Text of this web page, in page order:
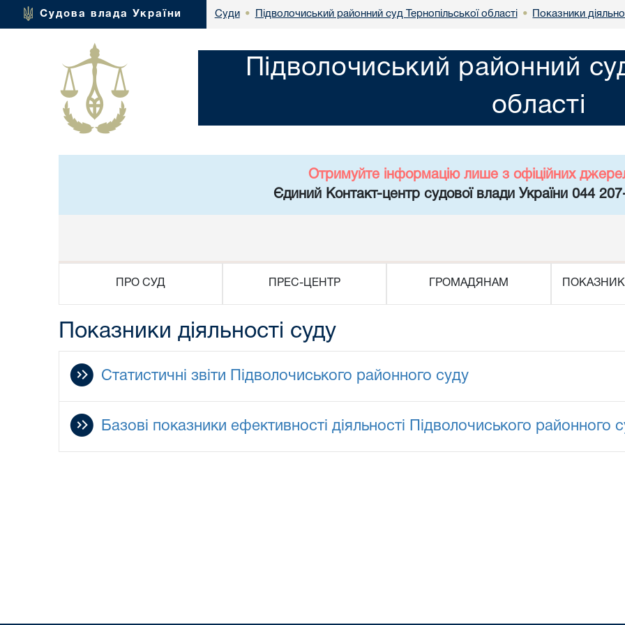
Судова влада України Суди • Підволочиський районний суд Тернопільської області • Показники
Підволочиський районний
області
Отримуйте інформацію лише з офіційних
Єдиний Контакт-центр судової влади України 044
ПРО СУД ПРЕС-ЦЕНТР ГРОМАДЯНАМ
Показники діяльності суду
Статистичні звіти Підволочиського районного суду
Базові показники ефективності діяльності Підволочиського районного